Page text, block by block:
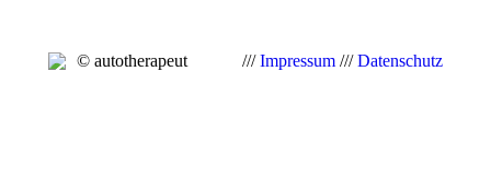
© autotherapeut ///Impressum ///Datenschutz